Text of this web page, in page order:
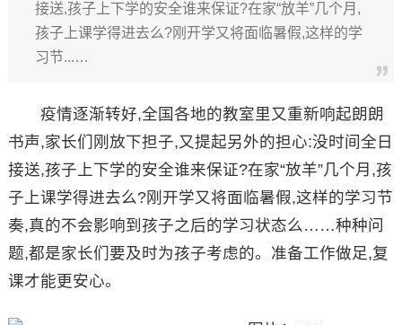
接送,孩子上下学的安全谁来保证?在家“放羊”几个月,
孩子上课学得进去么?刚开学又将面临暑假,这样的学
习节...…
疫情逐渐转好,全国各地的教室里又重新响起朗朗
书声,家长们刚放下担子,又提起另外的担心:没时间全日
接送,孩子上下学的安全谁来保证?在家“放羊”几个月,孩
子上课学得进去么?刚开学又将面临暑假,这样的学习节
奏,真的不会影响到孩子之后的学习状态么……种种问
题,都是家长们要及时为孩子考虑的。准备工作做足,复
课才能更安心。